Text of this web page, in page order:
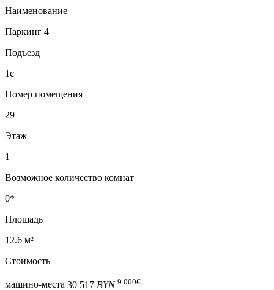
Наименование
Паркинг 4
Подъезд
1с
Номер помещения
29
Этаж
1
Возможное количество комнат
0*
Площадь
12.6 м²
Стоимость
машино-места 30 517 BYN 9 000€